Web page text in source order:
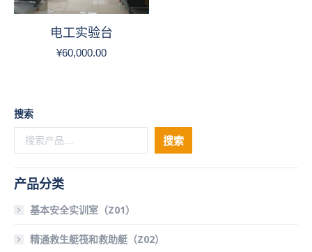
电工实验台
¥60,000.00
搜索
搜索
产品分类
基本安全实训室（Z01）
精通救生艇筏和救助艇（Z02）